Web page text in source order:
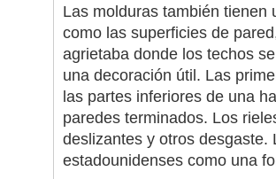
Las molduras también tienen
como las superficies de
agrietaba donde los techos
una decoración útil. Las
las partes inferiores de una
paredes terminados. Los
deslizantes y otros desgaste.
estadounidenses como una